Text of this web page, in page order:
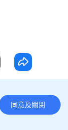
同意及關閉